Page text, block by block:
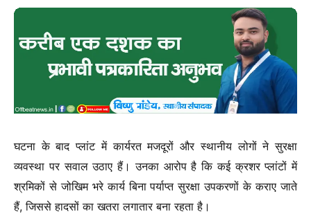
घटना के बाद प्लांट में कार्यरत मजदूरों और स्थानीय लोगों ने सुरक्षा
व्यवस्था पर सवाल उठाए हैं। उनका आरोप है कि कई क्रशर प्लांटों में
श्रमिकों से जोखिम भरे कार्य बिना पर्याप्त सुरक्षा उपकरणों के कराए जाते
हैं, जिससे हादसों का खतरा लगातार बना रहता है।